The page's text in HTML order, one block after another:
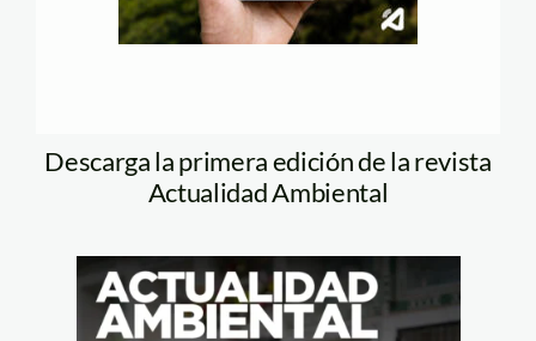
Descarga la primera edición de la revista
Actualidad Ambiental